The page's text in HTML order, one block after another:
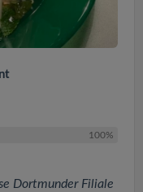
100%
Dortmunder Filiale